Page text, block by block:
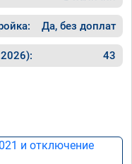
Да, без доплат
43